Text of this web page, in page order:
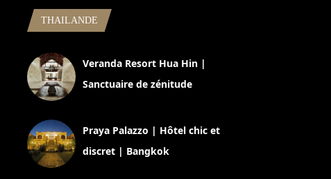
THAILANDE
Veranda Resort Hua Hin |
Sanctuaire de zénitude
Praya Palazzo | Hôtel chic et
discret | Bangkok